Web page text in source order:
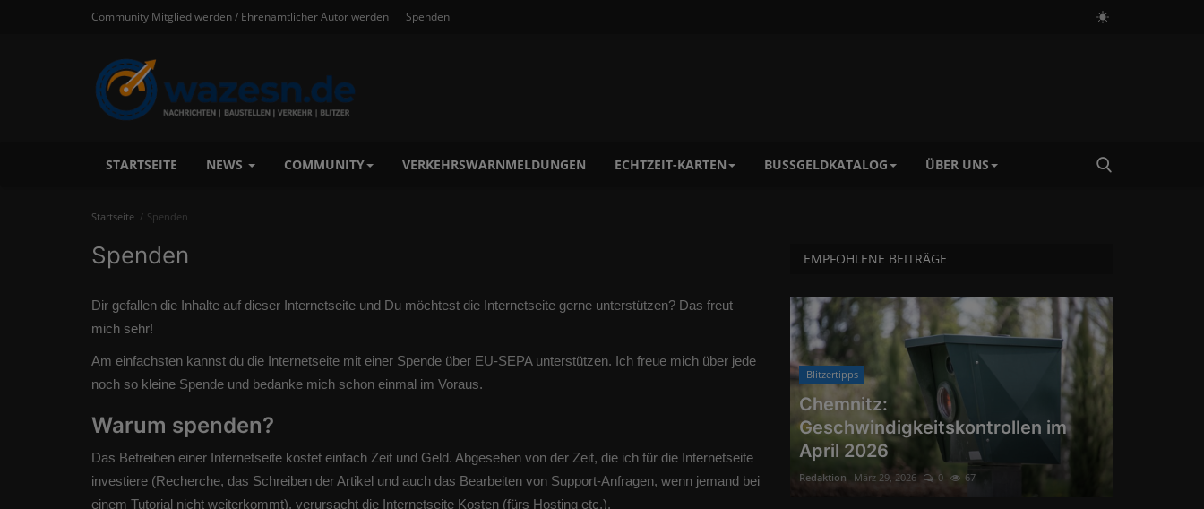
Community Mitglied werden / Ehrenamtlicher Autor werden Spenden
STARTSEITE NEWS COMMUNITY VERKEHRSWARNMELDUNGEN ECHTZEIT-KARTEN BUSSGELDKATALOG ÜBER UNS
Startseite Spenden
Spenden
Dir gefallen die Inhalte auf dieser Internetseite und Du möchtest die Internetseite gerne unterstützen? Das freut
mich sehr!
Am einfachsten kannst du die Internetseite mit einer Spende über EU-SEPA unterstützen. Ich freue mich über jede
noch so kleine Spende und bedanke mich schon einmal im Voraus.
Warum spenden?
Das Betreiben einer Internetseite kostet einfach Zeit und Geld. Abgesehen von der Zeit, die ich für die Internetseite
investiere (Recherche, das Schreiben der Artikel und auch das Bearbeiten von Support-Anfragen, wenn jemand bei
einem Tutorial nicht weiterkommt), verursacht die Internetseite Kosten (fürs Hosting etc.).
EMPFOHLENE BEITRÄGE
Blitzertipps
Chemnitz:
Geschwindigkeitskontrollen im
April 2026
Redaktion März 29, 2026 0 67